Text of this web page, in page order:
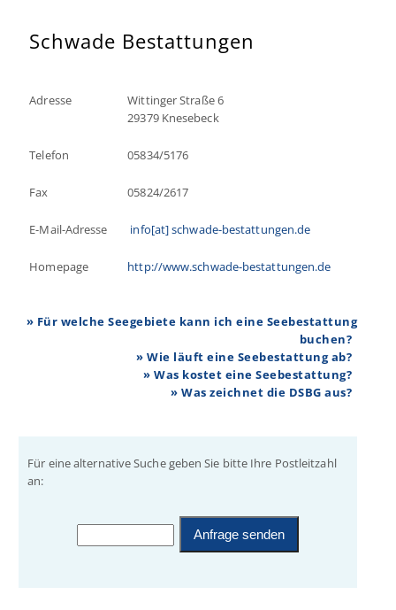
Schwade Bestattungen
Adresse
Wittinger Straße 6
29379 Knesebeck
Telefon 05834/5176
Fax 05824/2617
E-Mail-Adresse info[at] schwade-bestattungen.de
Homepage http://www.schwade-bestattungen.de
» Für welche Seegebiete kann ich eine Seebestattung
buchen?
» Wie läuft eine Seebestattung ab?
» Was kostet eine Seebestattung?
» Was zeichnet die DSBG aus?
Für eine alternative Suche geben Sie bitte Ihre Postleitzahl
an: